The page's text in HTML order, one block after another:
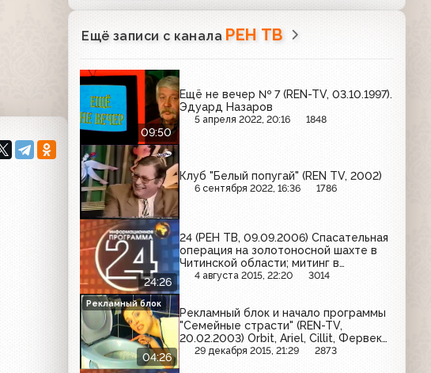
Ещё записи с канала РЕН ТВ
09:50
Ещё не вечер № 7 (REN-TV, 03.10.1997).
Эдуард Назаров
5 апреля 2022, 20:16 1848
Клуб "Белый попугай" (REN TV, 2002)
6 сентября 2022, 16:36 1786
24:26
24 (РЕН ТВ, 09.09.2006) Спасательная
операция на золотоносной шахте в
Читинской области; митинг в
Одинцовском районе Подмосковья
4 августа 2015, 22:20 3014
04:26
Рекламный блок и начало программы
"Семейные страсти" (REN-TV,
20.02.2003) Orbit, Ariel, Cillit, Фервекс,
Covergirl, FA, Blend-a-Med, Maggi
29 декабря 2015, 21:29 2873
Рекламный блок